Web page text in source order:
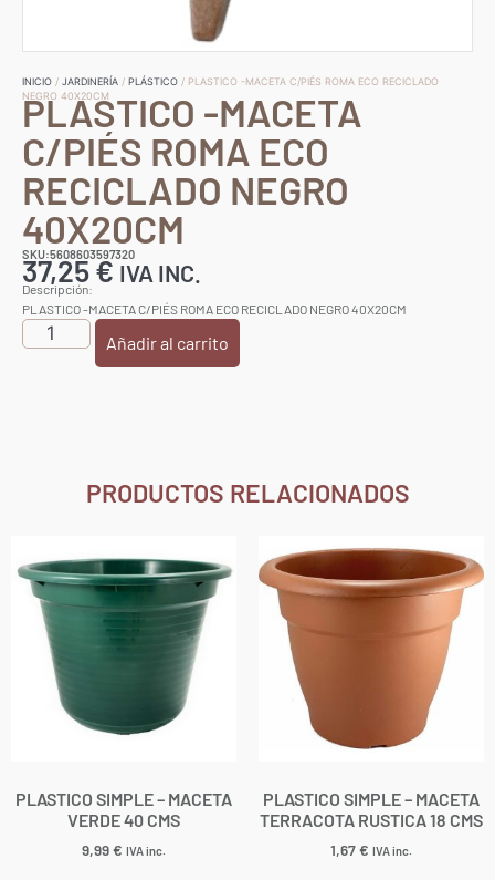
INICIO / JARDINERÍA / PLÁSTICO / PLASTICO -MACETA C/PIÉS ROMA ECO RECICLADO
NEGRO 40X20CM
PLASTICO -MACETA
C/PIÉS ROMA ECO
RECICLADO NEGRO
40X20CM
SKU:5608603597320
37,25€ IVA INC.
Descripción:
PLASTICO -MACETA C/PIÉS ROMA ECO RECICLADO NEGRO 40X20CM
Añadir al carrito
PRODUCTOS RELACIONADOS
PLASTICO SIMPLE – MACETA
VERDE 40 CMS
9,99€ IVA inc.
PLASTICO SIMPLE – MACETA
TERRACOTA RUSTICA 18 CMS
1,67€ IVA inc.